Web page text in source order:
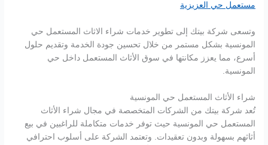
مستعمل حي العزيزية
وتسعى شركة بيتك إلى تطوير خدمات شراء الاثاث المستعمل حي
المونسية بشكل مستمر من خلال تحسين جودة الخدمة وتقديم حلول
أسرع، مما يعزز مكانتها في سوق الأثاث المستعمل داخل حي
المونسية.
شراء الأثاث المستعمل حي المونسية
تُعد شركة بيتك من الشركات المتخصصة في مجال شراء الأثاث
المستعمل حي المونسية حيث توفر خدمات متكاملة للراغبين في بيع
أثاثهم بسهولة وبدون تعقيدات. وتعتمد الشركة على أسلوب احترافي